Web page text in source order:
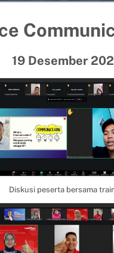
19 Desember
Diskusi peserta bersama